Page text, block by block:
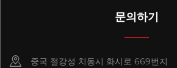
문의하기
중국 절강성 치동시 화시로 669번지